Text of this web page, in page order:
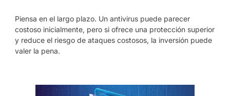
Piensa en el largo plazo. Un antivirus puede parecer
costoso inicialmente, pero si ofrece una protección superior
y reduce el riesgo de ataques costosos, la inversión puede
valer la pena.